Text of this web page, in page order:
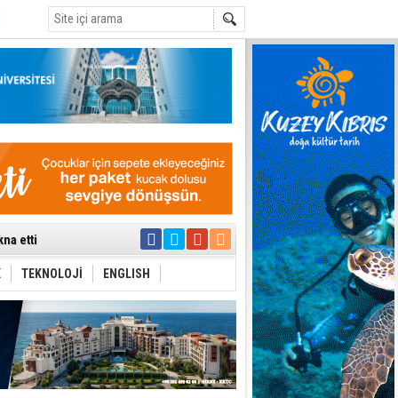
etti
toplantıya
aday
ilerleme
etmiyor
hesabı
TEKNOLOJİ ENGLISH